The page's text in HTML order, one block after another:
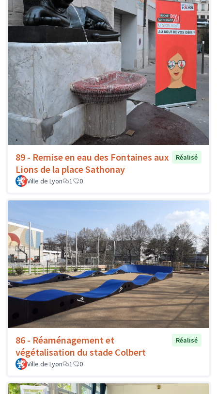
89 - Remise en eau des Fontaines aux
Lions de la place Sathonay
Réalisé
Ville de Lyon 1 0
86 - Réaménagement et
végétalisation du stade Colbert
Réalisé
Ville de Lyon 1 0